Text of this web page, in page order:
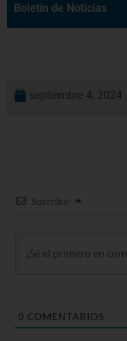
Boletín de Noticias
septiembre 4, 2024
Suscribir
0 COMENTARIOS